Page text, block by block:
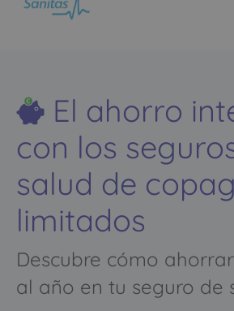
El ahorro
con los
salud de
limitados
Descubre cómo
al año en tu seguro de